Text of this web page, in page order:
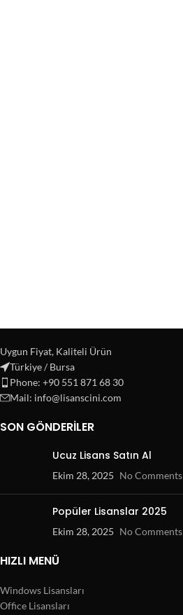
Uygun Fiyat, Kaliteli Ürün
Türkiye / Bursa
Phone: +90 551 871 68 30
Mail: info@lisanscini.com
SON GÖNDERILER
Ucuz Lisans Satın Al
Ekim 28, 2025 No Comments
Popüler Lisanslar 2025
Ekim 28, 2025 No Comments
HIZLI MENÜ
Windows Lisansları
Office Lisansları